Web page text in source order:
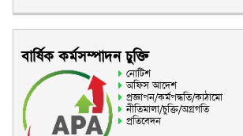
বার্ষিক কর্মসম্পাদন চুক্তি
নোটিশ
অফিস আদেশ
প্রজ্ঞাপন/কর্মপদ্ধতি/কাঠামো
নীতিমালা/চুক্তি/অগ্রগতি
প্রতিবেদন